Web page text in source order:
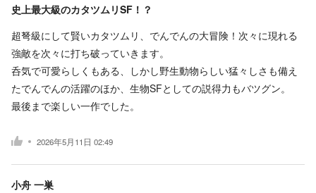
史上最大級のカタツムリSF！？
超弩級にして賢いカタツムリ、でんでんの大冒険！次々に現れる
強敵を次々に打ち破っていきます。
呑気で可愛らしくもある、しかし野生動物らしい猛々しさも備え
たでんでんの活躍のほか、生物SFとしての説得力もバツグン。
最後まで楽しい一作でした。
2026年5月11日 02:49
小舟 一巣